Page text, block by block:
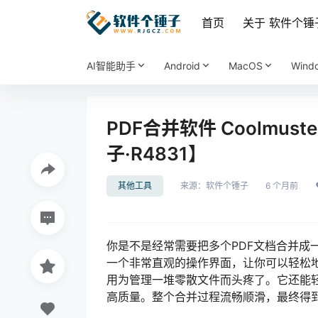
首页 关于 软件个锤
AI智能助手 Android MacOS
PDF合并软件
子·R4831】
其他工具 来源： 软件个锤子 6 个月前
你是不是经常需要把多个PDF文档合并
一个非常直观的操作界面，让你可以轻松
用为管理一堆零散文件而头疼了。它还
高质量。整个合并过程流畅顺滑，最终得